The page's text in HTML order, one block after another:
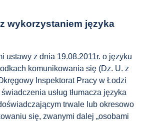
wykorzystaniem języka
ustawy z dnia 19.08.2011r. o języku
komunikowania się (Dz. U. z
Inspektorat Pracy w Łodzi
usług tłumacza języka
trwale lub okresowo
się, zwanymi dalej „osobami